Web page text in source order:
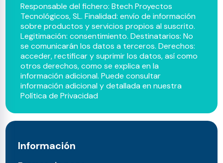
Responsable del fichero: Btech Proyectos
Tecnológicos, SL. Finalidad: envío de información
sobre productos y servicios propios al suscrito.
Legitimación: consentimiento. Destinatarios: No
se comunicarán los datos a terceros. Derechos:
acceder, rectificar y suprimir los datos, así como
otros derechos, como se explica en la
información adicional. Puede consultar
información adicional y detallada en nuestra
Política de Privacidad
Información